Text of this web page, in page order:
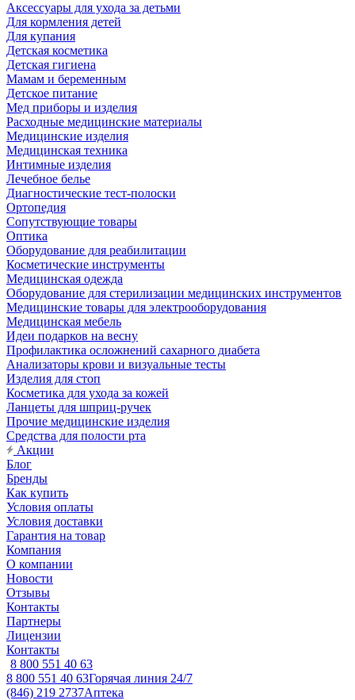
Аксессуары для ухода за детьми
Для кормления детей
Для купания
Детская косметика
Детская гигиена
Мамам и беременным
Детское питание
Мед приборы и изделия
Расходные медицинские материалы
Медицинские изделия
Медицинская техника
Интимные изделия
Лечебное белье
Диагностические тест-полоски
Ортопедия
Сопутствующие товары
Оптика
Оборудование для реабилитации
Косметические инструменты
Медицинская одежда
Оборудование для стерилизации медицинских инструментов
Медицинские товары для электрооборудования
Медицинская мебель
Идеи подарков на весну
Профилактика осложнений сахарного диабета
Анализаторы крови и визуальные тесты
Изделия для стоп
Косметика для ухода за кожей
Ланцеты для шприц-ручек
Прочие медицинские изделия
Средства для полости рта
Акции
Блог
Бренды
Как купить
Условия оплаты
Условия доставки
Гарантия на товар
Компания
О компании
Новости
Отзывы
Контакты
Партнеры
Лицензии
Контакты
8 800 551 40 63
8 800 551 40 63Горячая линия 24/7
(846) 219 2737Аптека